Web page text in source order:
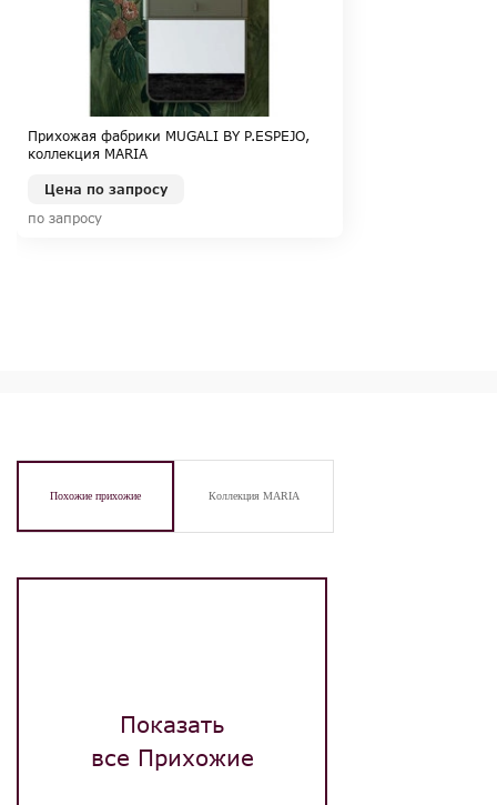
Прихожая фабрики MUGALI BY P.ESPEJO,
коллекция MARIA
Цена по запросу
по запросу
Похожие прихожие Коллекция MARIA
Показать
все Прихожие